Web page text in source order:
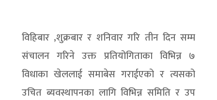
विहिबार ,शुक्रबार र शनिवार गरि तीन दिन सम्म
संचालन गरिने उक्त प्रतियोगिताका विभिन्न ७
विधाका खेललाई समाबेस गराईएको र त्यसको
उचित ब्यवस्थापनका लागि विभिन्न समिति र उप